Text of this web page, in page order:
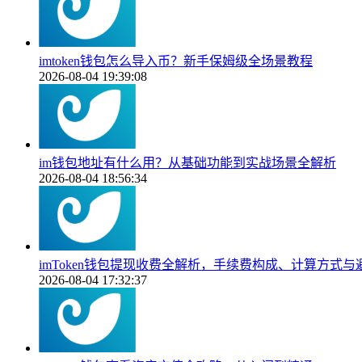
imtoken钱包怎么导入币？新手保姆级全场景教程
2026-08-04 19:39:08
im钱包地址有什么用？从基础功能到实战场景全解析
2026-08-04 18:56:34
imToken钱包提现收费全解析，手续费构成、计算方式与
2026-08-04 17:32:37